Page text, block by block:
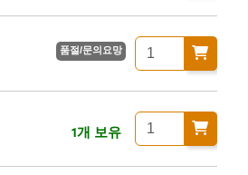
품절/문의요망
1개 보유